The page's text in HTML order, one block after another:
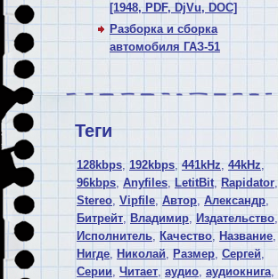
[1948, PDF, DjVu, DOC]
Разборка и сборка
автомобиля ГАЗ-51
Теги
128kbps, 192kbps, 441kHz, 44kHz,
96kbps, Anyfiles, LetitBit, Rapidator,
Stereo, Vipfile, Автор, Александр,
Битрейт, Владимир, Издательство,
Исполнитель, Качество, Название,
Нигде, Николай, Размер, Сергей,
Серии,Читает, аудио, аудиокнига,